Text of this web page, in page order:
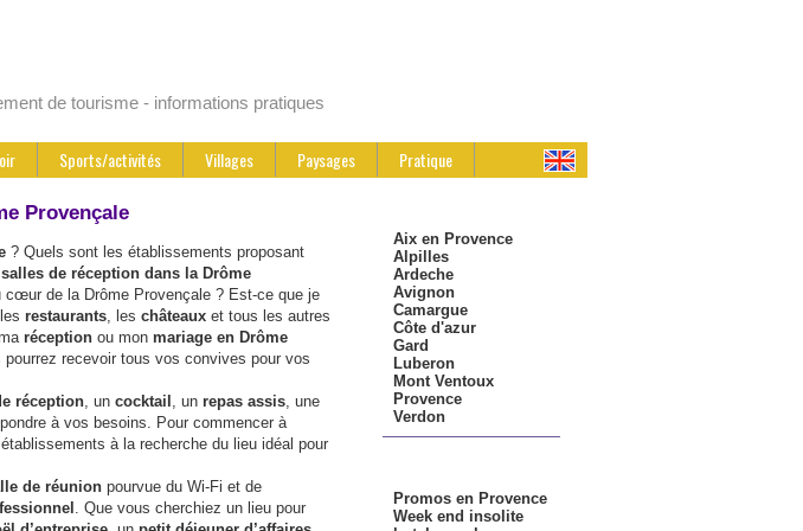
de tourisme - informations pratiques
Sports/activités Villages Paysages Pratique
Aix en Provence
Alpilles
Ardeche
Avignon
Camargue
Côte d'azur
Gard
Luberon
Mont Ventoux
Provence
Verdon
Promos en Provence
Week end insolite
Provençale
? Quels sont les établissements proposant
salles de réception dans la Drôme
cœur de la Drôme Provençale ? Est-ce que je
restaurants, les châteaux et tous les autres
réception ou mon mariage en Drôme
recevoir tous vos convives pour vos
réception, un cocktail , un repas assis, une
à vos besoins. Pour commencer à
à la recherche du lieu idéal pour
de réunion pourvue du Wi-Fi et de
. Que vous cherchiez un lieu pour